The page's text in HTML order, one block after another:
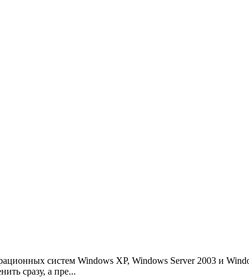
систем Windows XP, Windows Server 2003 и
сразу, а пре...